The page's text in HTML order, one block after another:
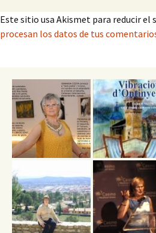
Este sitio usa Akismet para reducir el
procesan los datos de tus